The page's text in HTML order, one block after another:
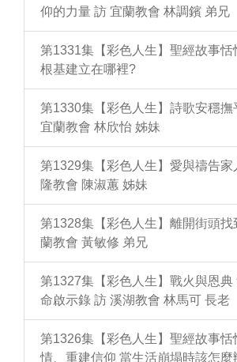
仰的力量 訪 宜蘭教會 林調鑌 弟兄
第1331集【彩色人生】聖經故事恬
根基建立在哪裡?
第1330集【彩色人生】詩歌安穩撫
宜蘭教會 林欣怡 姊妹
第1329集【彩色人生】愛與禱告家
隆教會 陳淑蕙 姊妹
第1328集【彩色人生】離開街頭找
蘭教會 黃敏修 弟兄
第1327集【彩色人生】戰火與恩典
命啟示錄 訪 溪湖教會 林馬可 長老
第1326集【彩色人生】聖經故事恬
情、重建信仰 當生活崩塌時該怎麼